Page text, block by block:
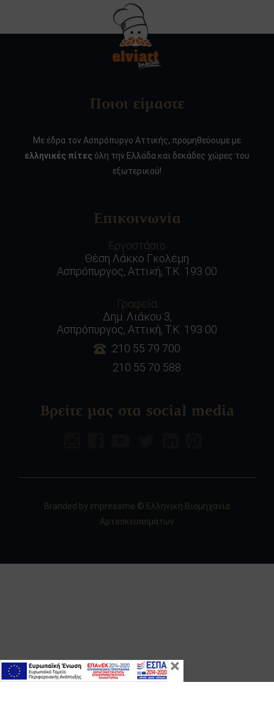
Ποιοι είμαστε
Με έδρα τον Ασπρόπυργο Αττικής, προμηθεύουμε με
ελληνικές πίτες όλη την Ελλάδα και δεκάδες χώρες του
εξωτερικού!
Επικοινωνία
Εργοστάσιο
Θέση Λάκκο Γκολέμη
Ασπρόπυργος, Αττική, Τ.Κ. 193 00
Γραφεία
Δημ. Λιάκου 3,
Ασπρόπυργος, Αττική, Τ.Κ. 193 00
:210 55 79 700
:210 55 70 588
Βρείτε μας στα social media
Branded by impressme © Ελληνική Βιομηχανία
Αρτοσκευασμάτων
×